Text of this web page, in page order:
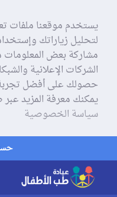
يستخدم موقعنا ملفات
لتحليل زياراتك
الشركات الإعلانية
حصولك على أفضل
يمكنك معرفة المزيد
سياسة الخصوصية